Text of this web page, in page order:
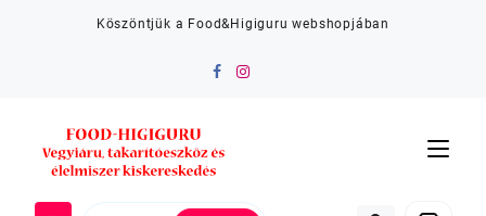
Köszöntjük a Food&Higiguru webshopjában